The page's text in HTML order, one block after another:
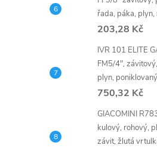
řada, páka, plyn,
203,28 Kč
IVR 101 ELITE
FM5/4",
plyn, poniklovaný
750,32 Kč
GIACOMINI
kulový, rohový,
závit, žlutá